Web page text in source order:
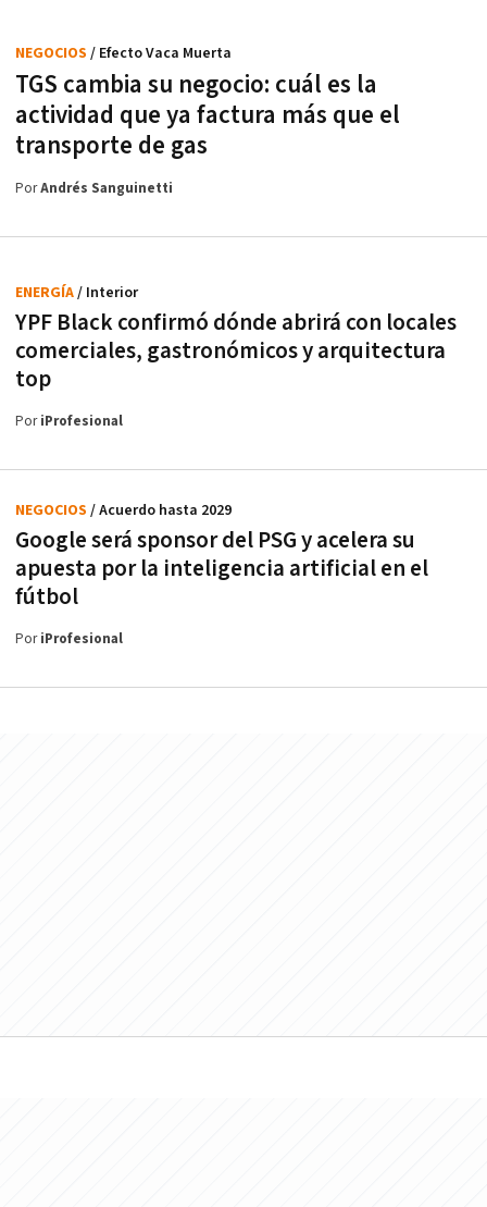
TGS cambia su negocio: cuál es la
actividad que ya factura más que el
transporte de gas
NEGOCIOS / Efecto Vaca Muerta
PorAndrés Sanguinetti
YPF Black confirmó dónde abrirá con locales
comerciales, gastronómicos y arquitectura
top
ENERGÍA/ Interior
PoriProfesional
Google será sponsor del PSG y acelera su
apuesta por la inteligencia artificial en el
fútbol
NEGOCIOS / Acuerdo hasta 2029
PoriProfesional